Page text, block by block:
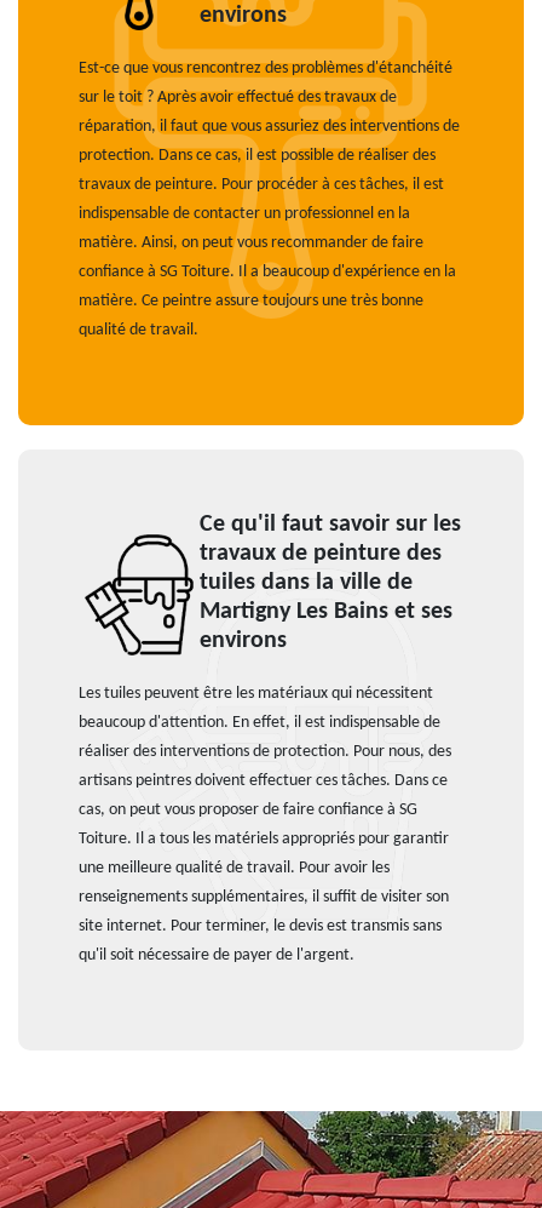
environs
Est-ce que vous rencontrez des problèmes d'étanchéité
sur le toit ? Après avoir effectué des travaux de
réparation, il faut que vous assuriez des interventions de
protection. Dans ce cas, il est possible de réaliser des
travaux de peinture. Pour procéder à ces tâches, il est
indispensable de contacter un professionnel en la
matière. Ainsi, on peut vous recommander de faire
confiance à SG Toiture. Il a beaucoup d'expérience en la
matière. Ce peintre assure toujours une très bonne
qualité de travail.
Ce qu'il faut savoir sur les
travaux de peinture des
tuiles dans la ville de
Martigny Les Bains et ses
environs
Les tuiles peuvent être les matériaux qui nécessitent
beaucoup d'attention. En effet, il est indispensable de
réaliser des interventions de protection. Pour nous, des
artisans peintres doivent effectuer ces tâches. Dans ce
cas, on peut vous proposer de faire confiance à SG
Toiture. Il a tous les matériels appropriés pour garantir
une meilleure qualité de travail. Pour avoir les
renseignements supplémentaires, il suffit de visiter son
site internet. Pour terminer, le devis est transmis sans
qu'il soit nécessaire de payer de l'argent.